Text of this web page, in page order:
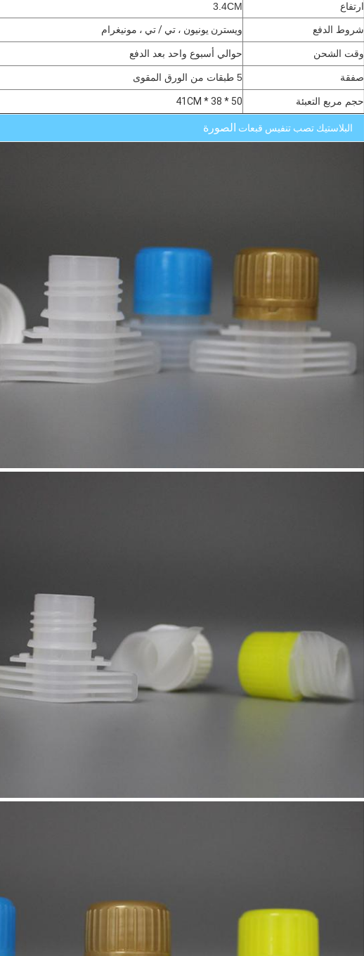
ارتفاع 3.4CM
شروط الدفع ويسترن يونيون ، تي / تي ، مونيغرام
وقت الشحن حوالي أسبوع واحد بعد الدفع
صفقة 5 طبقات من الورق المقوى
حجم مربع التعبئة 50 * 38 * 41CM
البلاستيك تصب تنفيس قبعات الصورة